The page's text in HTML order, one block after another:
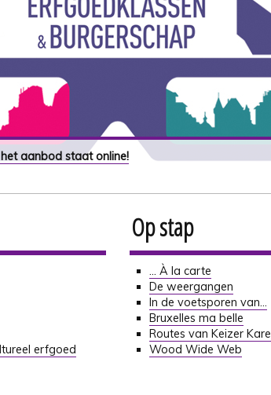
aanbod staat online!
erfgoed
Op stap
... À la carte
De weergangen
In de voetsporen van...
Bruxelles ma belle
Routes van Keizer Karel
Wood Wide Web